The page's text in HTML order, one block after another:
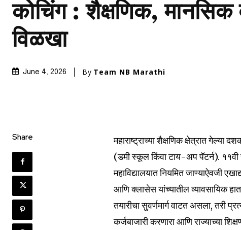
कोचिंग : शैक्षणिक, मानसिक
विळखा
June 4, 2026 By Team NB Marathi
Share
महाराष्ट्राच्या शैक्षणिक क्षेत्रात
(डमी स्कूल किंवा टाय-अप पॅटर्न). ११वी
महाविद्यालयात नियमित जाण्याऐवजी
आणि क्लासेस यांच्यातील व्यावसायिक
तयारीचा सुवर्णमार्ग वाटत असला, तरी
कर्जबाजारी करणारा आणि राज्याच्या